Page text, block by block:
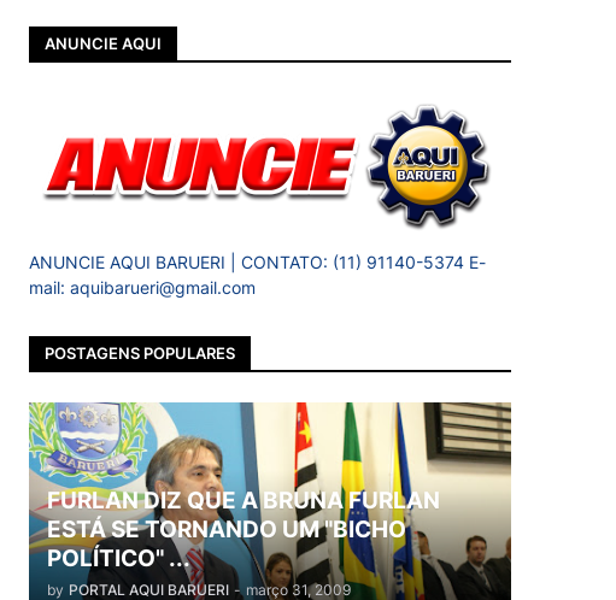
ANUNCIE AQUI
ANUNCIE AQUI BARUERI | CONTATO: (11) 91140-5374 E-
mail: aquibarueri@gmail.com
POSTAGENS POPULARES
FURLAN DIZ QUE A BRUNA FURLAN
ESTÁ SE TORNANDO UM "BICHO
POLÍTICO" ...
by PORTAL AQUI BARUERI - março 31, 2009